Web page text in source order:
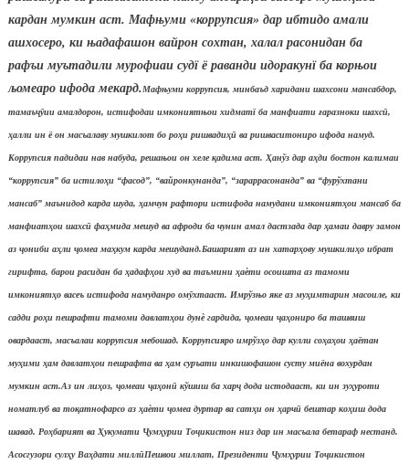
кардан мумкин аст. Мафњуми «коррупсия» дар ибтидо амали
ашхосеро, ки њадафашон вайрон сохтан, халал расонидан ба
рафъи муътадили мурофиаи судї ё раванди идоракунї ба корњои
љомеаро ифода мекард.Мафњуми коррупсия, минбаъд харидани шахсони мансабдор,
тамаъҷӯии амалдорон, истифодаи имкониятњои хидматї ба манфиати ғаразноки шахсӣ,
ҳалли ин ё он масъалаву мушкилот бо роҳи ришвадиҳӣва ришваситониро ифода намуд.
Коррупсия падидаи нав набуда, решањои он хелеқадима аст. Ҳанўз дар аҳди бостон калимаи
“коррупсия” ба истилоҳи “фасод”, “вайронкунанда”, “зараррасонанда” ва “фурўхтани
мансаб” маънидод карда шуда, ҳамчун рафтори истифода намудани имкониятҳои мансаб ба
манфиатҳои шахсӣфаҳмида мешуд ва афроди ба чунин амал дастзада дар ҳамаи давру замон
аз ҷониби аҳли ҷомеа маҳкум карда мешуданд.Башарият аз ин хатарҳову мушкилиҳо ибрат
гирифта, барои расидан ба ҳадафҳои худ ва таъмини ҳаѐти осоишта аз тамоми
имкониятҳо васеъ истифода намуданро омӯхтааст. Имрўзњо яке аз муҳимтарин масоиле, ки
садди роҳи пешрафти тамоми давлатҳои дунѐгардида, ҷомеаи ҷаҳониро ба ташвиш
овардааст, масъалаи коррупсия мебошад. Коррупсияро имрўзҳо дар кулли соҳаҳои ҳаётан
муҳими ҳам давлатҳои пешрафта ва ҳам суръати инкишофашон сусту миёна вохурдан
мумкин аст.Аз ин лиҳоз, ҷомеаи ҷаҳонӣкўшиш ба харҷдода истодааст, ки ин зуҳуроти
номатлуб ва тоқатнофарсо аз ҳаѐти ҷомеа дуртар ва сатҳи он ҳарчӣбештар коҳиш дода
шавад. Роҳбарият ва Ҳукумати Ҷумҳурии Тоҷикистон низ дар ин масъала бетараф нестанд.
Асосгузори сулҳу Ваҳдати миллӣПешвои миллат, Президенти Ҷумҳурии Тоҷикистон